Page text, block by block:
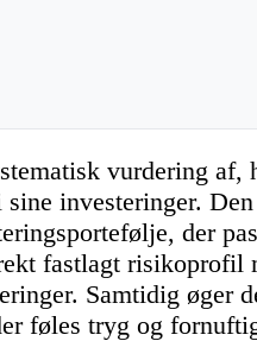
vurdering
sine investeringer.
der
fastlagt risikoprofil
Samtidig øger
føles tryg og